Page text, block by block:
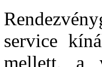
service
mellett, a